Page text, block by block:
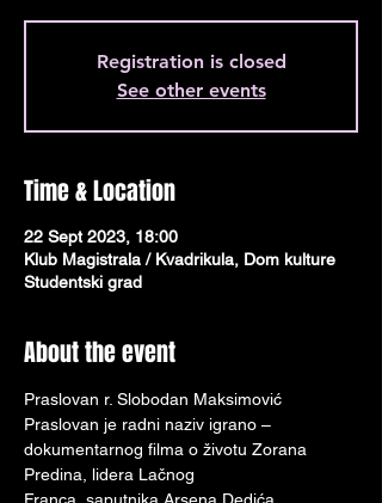
Registration is closed
See other events
Time & Location
22 Sept 2023, 18:00
Klub Magistrala / Kvadrikula, Dom kulture
Studentski grad
About the event
Praslovan r. Slobodan Maksimović
Praslovan je radni naziv igrano –
dokumentarnog filma o životu Zorana
Predina, lidera Lačnog